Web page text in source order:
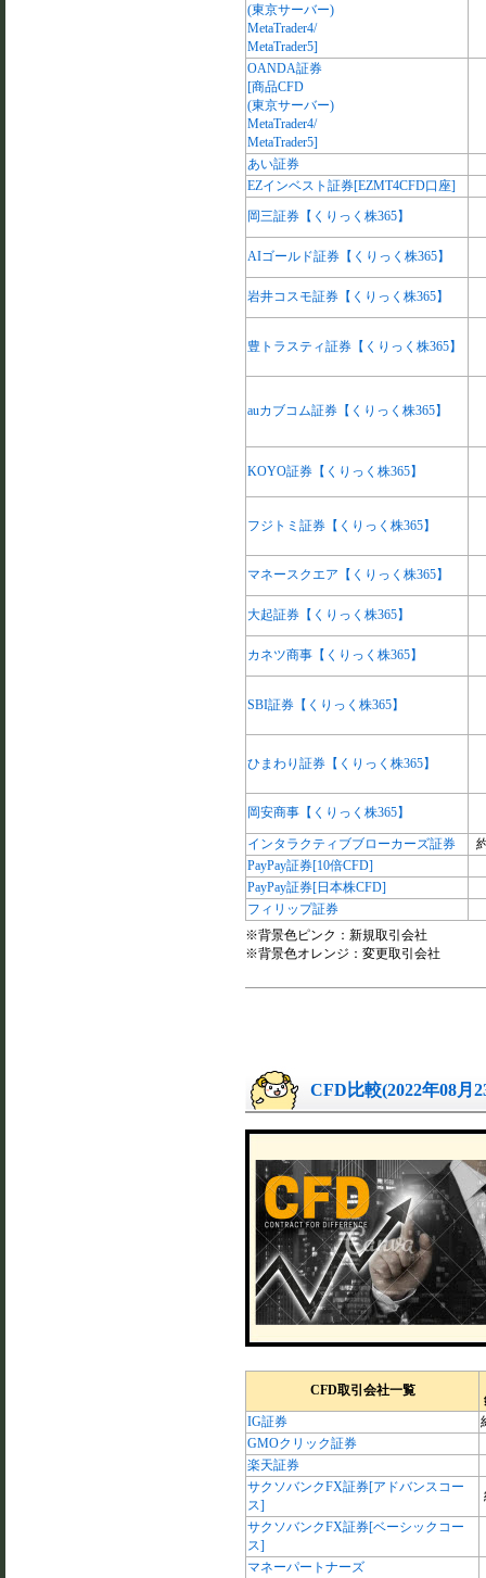
(東京サーバー)
MetaTrader4/
MetaTrader5]
OANDA証券
[商品CFD
(東京サーバー)
MetaTrader4/
MetaTrader5]
あい証券
EZインベスト証券[EZMT4CFD口座]
岡三証券【くりっく株365】
AIゴールド証券【くりっく株365】
岩井コスモ証券【くりっく株365】
豊トラスティ証券【くりっく株365】
auカブコム証券【くりっく株365】
KOYO証券【くりっく株365】
フジトミ証券【くりっく株365】
マネースクエア【くりっく株365】
大起証券【くりっく株365】
カネツ商事【くりっく株365】
SBI証券【くりっく株365】
ひまわり証券【くりっく株365】
岡安商事【くりっく株365】
インタラクティブブローカーズ証券
PayPay証券[10倍CFD]
PayPay証券[日本株CFD]
フィリップ証券
※背景色ピンク：新規取引会社
※背景色オレンジ：変更取引会社
CFD比較(2022年08月
CFD取引会社一覧
IG証券
GMOクリック証券
楽天証券
サクソバンクFX証券[アドバンスコー
ス]
サクソバンクFX証券[ベーシックコー
ス]
マネーパートナーズ